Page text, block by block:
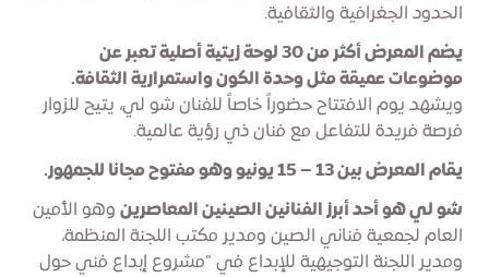
الحدود الجغرافية والثقافية.
يضم المعرض أكثر من 30 لوحة زيتية أصلية تعبر عن
موضوعات عميقة مثل وحدة الكون واستمرارية الثقافة.
ويشهد يوم الافتتاح حضوراً خاصاً للفنان شو لي، يتيح للزوار
فرصة فريدة للتفاعل مع فنان ذي رؤية عالمية.
يقام المعرض بين 13 – 15 يونيو وهو مفتوح مجانا للجمهور.
شو لي هو أحد أبرز الفنانين الصينين المعاصرين وهو الأمين
العام لجمعية فناني الصين ومدير مكتب اللجنة المنظمة،
ومدير اللجنة التوجيهية للإبداع في "مشروع إبداع فني حول